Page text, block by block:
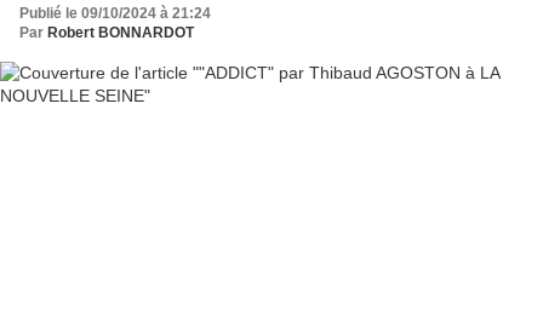
Publié le 09/10/2024 à 21:24
Par Robert BONNARDOT